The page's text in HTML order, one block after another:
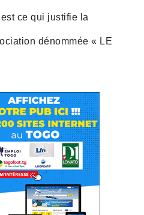
ce qui justifie la
dénommée « LE